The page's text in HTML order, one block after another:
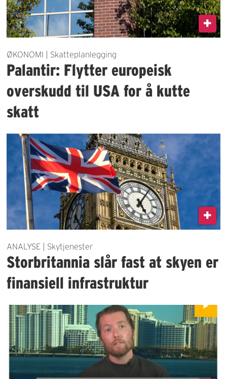
ØKONOMI | Skatteplanlegging
Palantir: Flytter europeisk
overskudd til USA for å kutte
skatt
ANALYSE | Skytjenester
Storbritannia slår fast at skyen er
finansiell infrastruktur